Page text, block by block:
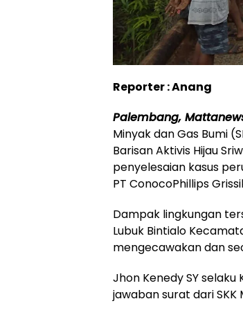
Reporter : Anang
Palembang,
Minyak dan Gas Bumi
Barisan Aktivis Hijau
penyelesaian kasus
PT ConocoPhillips
Dampak lingkungan
Lubuk Bintialo
mengecawakan dan
Jhon Kenedy SY
jawaban surat dari SKK